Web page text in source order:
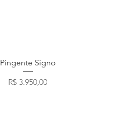
Visualização rápida
Pingente Signo
Preço
R$ 3.950,00